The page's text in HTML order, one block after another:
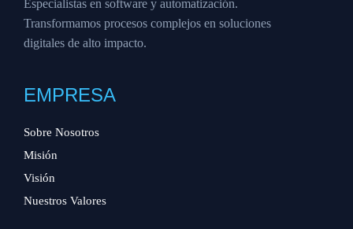
Especialistas en software y automatización.
Transformamos procesos complejos en soluciones
digitales de alto impacto.
EMPRESA
Sobre Nosotros
Misión
Visión
Nuestros Valores